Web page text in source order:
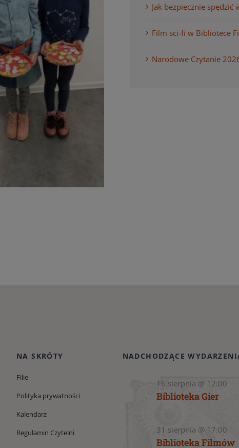
Jak bezpiecznie spędzić
Film sci-fi w Bibliotece
Narodowe Czytanie
NA SKRÓTY
Filie
Polityka prywatności
Kalendarz
Regulamin Czytelni
NADCHODZĄCE
16 sierpnia @ 12:00
Biblioteka Gier
31 sierpnia @ 17:00
Biblioteka Filmów